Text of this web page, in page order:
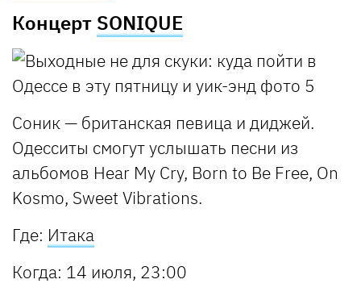
Концерт SONIQUE
Соник — британская певица и диджей.
Одесситы смогут услышать песни из
альбомов Hear My Cry, Born to Be Free, On
Kosmo, Sweet Vibrations.
Где: Итака
Когда: 14 июля, 23:00